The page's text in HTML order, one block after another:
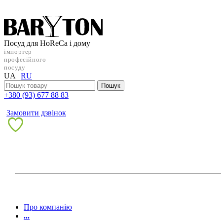
Посуд для HoReCa і дому
імпортер
професійного
посуду
UA | RU
Пошук
+38‎0 (93) 677 88 83
Замовити дзвінок
Про компанію
...